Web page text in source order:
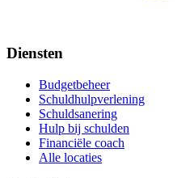
Diensten
Budgetbeheer
Schuldhulpverlening
Schuldsanering
Hulp bij schulden
Financiële coach
Alle locaties